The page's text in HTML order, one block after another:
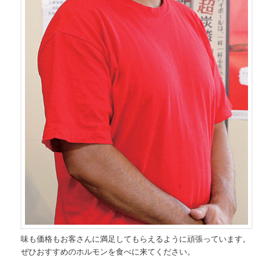
味も価格もお客さんに満足してもらえるように頑張っています。
ぜひおすすめのホルモンを食べに来てください。